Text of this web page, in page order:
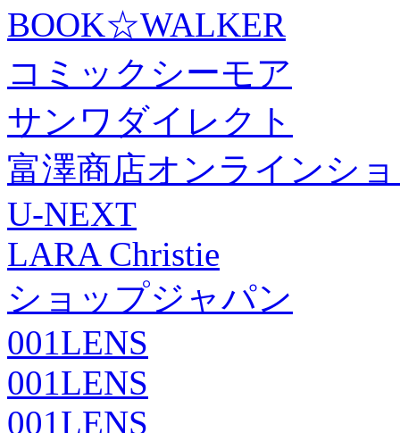
BOOK☆WALKER
コミックシーモア
サンワダイレクト
富澤商店オンラインシ
U-NEXT
LARA Christie
ショップジャパン
001LENS
001LENS
001LENS